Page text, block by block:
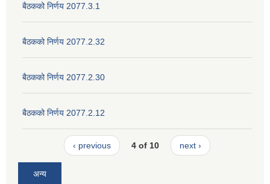
बैठकको निर्णय 2077.3.1
बैठकको निर्णय 2077.2.32
बैठकको निर्णय 2077.2.30
बैठकको निर्णय 2077.2.12
‹ previous 4 of 10 next ›
अन्य